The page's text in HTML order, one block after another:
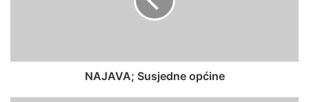
NAJAVA; Susjedne općine